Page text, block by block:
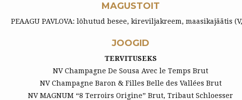
MAGUSTOIT
PEAAGU PAVLOVA: lõhutud besee, kireviljakreem, maasikajäätis
JOOGID
TERVITUSEKS
NV Champagne De Sousa Avec le Temps Brut
NV Champagne Baron & Filles Belle des Vallées Brut
NV MAGNUM “8 Terroirs Origine” Brut, Tribaut Schloesser